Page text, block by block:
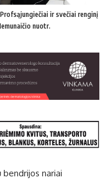
ir svečiai renginį
nuotr.
nariai